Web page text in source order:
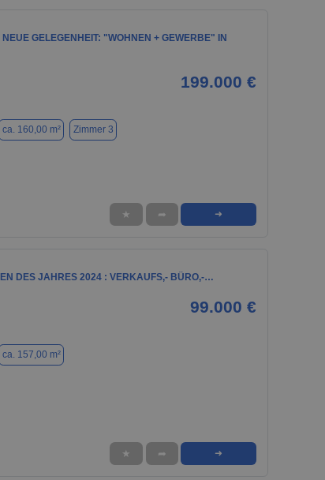
NEUE GELEGENHEIT: "WOHNEN + GEWERBE" IN
199.000 €
ca. 160,00 m² Zimmer 3
★ ➦ ➜
DES JAHRES 2024 : VERKAUFS,- BÜRO,-…
99.000 €
ca. 157,00 m²
★ ➦ ➜